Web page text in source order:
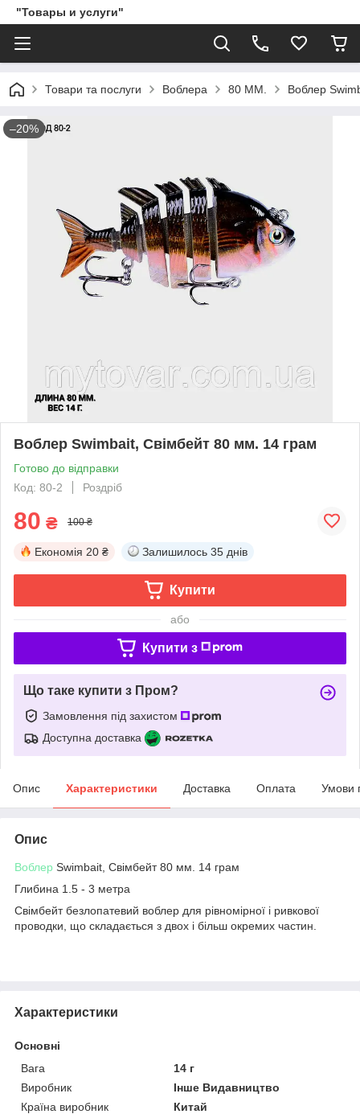
"Товары и услуги"
Товари та послуги Воблера 80 ММ. Воблер
–20%
Воблер Swimbait, Свімбейт 80 мм. 14 грам
Готово до відправки
Код: 80-2
Роздріб
80 ₴ 100 ₴
Економія 20 ₴ Залишилось 35 днів
Купити
або
Купити з
Що таке купити з Пром?
Замовлення під захистом
Доступна доставка
Опис Характеристики Доставка Оплата Умови
Опис
Воблер Swimbait, Свімбейт 80 мм. 14 грам
Глибина 1.5 - 3 метра
Свімбейт безлопатевий воблер для рівномірної і ривкової
проводки, що складається з двох і більш окремих частин.
Характеристики
Основні
Вага
14 г
Виробник
Інше Видавництво
Країна виробник
Китай